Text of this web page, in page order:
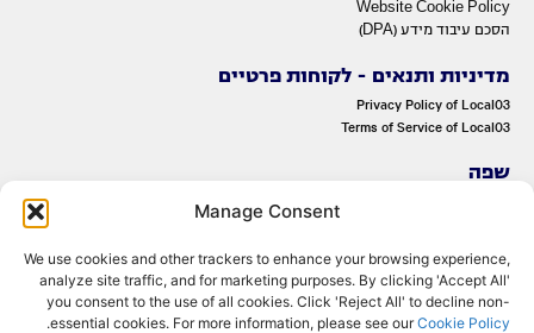
Manage Consent
We use cookies and other trackers to enhance your browsing experience,
analyze site traffic, and for marketing purposes. By clicking 'Accept All'
you consent to the use of all cookies. Click 'Reject All' to decline non-
essential cookies. For more information, please see ourCookie Policy
.
Website Cookie Policy
הסכם עיבוד מידע (DPA)
מדיניות ותנאים - לקוחות פרטיים
Privacy Policy of Local03
Terms of Service of Local03
שפה